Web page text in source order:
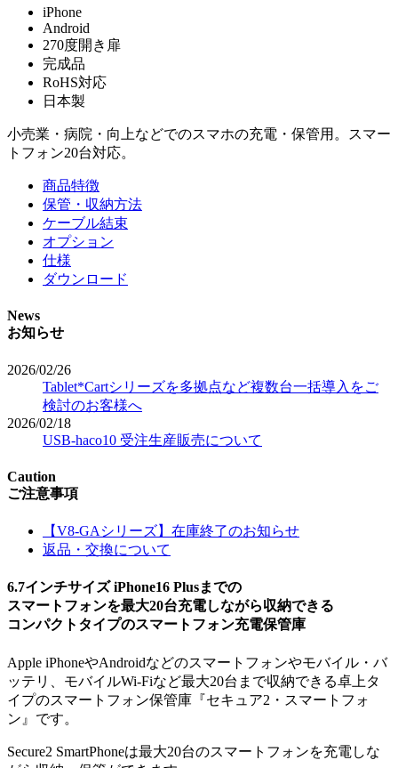
iPhone
Android
270度開き扉
完成品
RoHS対応
日本製
小売業・病院・向上などでのスマホの充電・保管用。スマー
トフォン20台対応。
商品特徴
保管・収納方法
ケーブル結束
オプション
仕様
ダウンロード
News
お知らせ
2026/02/26
Tablet*Cartシリーズを多拠点など複数台一括導入をご
検討のお客様へ
2026/02/18
USB-haco10 受注生産販売について
Caution
ご注意事項
【V8-GAシリーズ】在庫終了のお知らせ
返品・交換について
6.7インチサイズ iPhone16 Plusまでの
スマートフォンを最大20台充電しながら収納できる
コンパクトタイプのスマートフォン充電保管庫
Apple iPhoneやAndroidなどのスマートフォンやモバイル・バ
ッテリ、モバイルWi-Fiなど最大20台まで収納できる卓上タ
イプのスマートフォン保管庫『セキュア2・スマートフォ
ン』です。
Secure2 SmartPhoneは最大20台のスマートフォンを充電しな